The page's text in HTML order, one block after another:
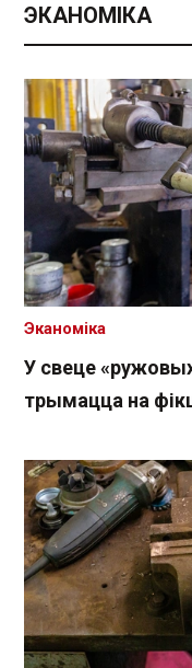
ЭКАНОМІКА
У свеце
трымацца на
Эканоміка